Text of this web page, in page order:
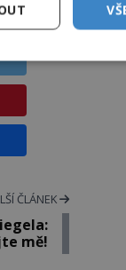
ČLÁNEK
mě!